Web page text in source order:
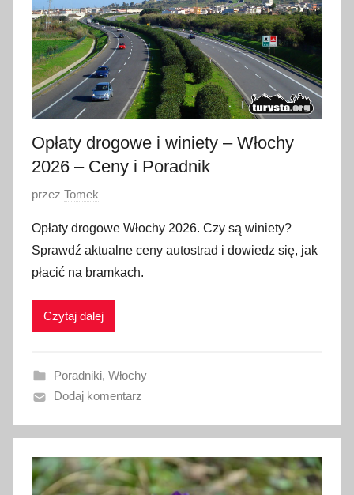
t
e
g
o
2
0
2
Opłaty drogowe i winiety – Włochy
2026 – Ceny i Poradnik
O
u
b
l
i
a
n
2
6
s
przez Tomek
Opłaty drogowe Włochy 2026. Czy są winiety?
Sprawdź aktualne ceny autostrad i dowiedz się, jak
płacić na bramkach.
Czytaj dalej
Poradniki, Włochy
Dodaj komentarz